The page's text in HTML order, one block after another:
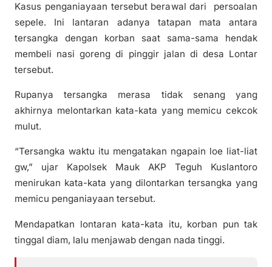
Kasus penganiayaan tersebut berawal dari persoalan
sepele. Ini lantaran adanya tatapan mata antara
tersangka dengan korban saat sama-sama hendak
membeli nasi goreng di pinggir jalan di desa Lontar
tersebut.
Rupanya tersangka merasa tidak senang yang
akhirnya melontarkan kata-kata yang memicu cekcok
mulut.
“Tersangka waktu itu mengatakan ngapain loe liat-liat
gw,” ujar Kapolsek Mauk AKP Teguh Kuslantoro
menirukan kata-kata yang dilontarkan tersangka yang
memicu penganiayaan tersebut.
Mendapatkan lontaran kata-kata itu, korban pun tak
tinggal diam, lalu menjawab dengan nada tinggi.